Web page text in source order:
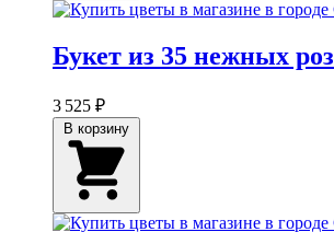
Букет из 35 нежных роз
3 525 ₽